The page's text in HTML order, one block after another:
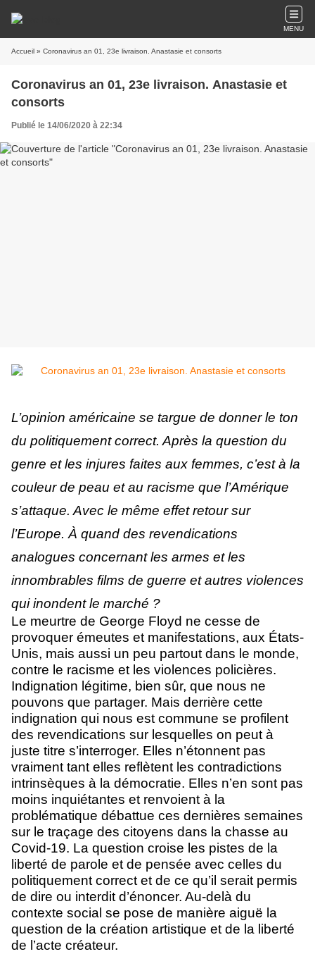
MENU
Accueil » Coronavirus an 01, 23e livraison. Anastasie et consorts
Coronavirus an 01, 23e livraison. Anastasie et
consorts
Publié le 14/06/2020 à 22:34
L’opinion américaine se targue de donner le ton
du politiquement correct. Après la question du
genre et les injures faites aux femmes, c’est à la
couleur de peau et au racisme que l’Amérique
s’attaque. Avec le même effet retour sur
l’Europe. À quand des revendications
analogues concernant les armes et les
innombrables films de guerre et autres violences
qui inondent le marché ?
Le meurtre de George Floyd ne cesse de
provoquer émeutes et manifestations, aux États-
Unis, mais aussi un peu partout dans le monde,
contre le racisme et les violences policières.
Indignation légitime, bien sûr, que nous ne
pouvons que partager. Mais derrière cette
indignation qui nous est commune se profilent
des revendications sur lesquelles on peut à
juste titre s’interroger. Elles n’étonnent pas
vraiment tant elles reflètent les contradictions
intrinsèques à la démocratie. Elles n’en sont pas
moins inquiétantes et renvoient à la
problématique débattue ces dernières semaines
sur le traçage des citoyens dans la chasse au
Covid-19. La question croise les pistes de la
liberté de parole et de pensée avec celles du
politiquement correct et de ce qu’il serait permis
de dire ou interdit d’énoncer. Au-delà du
contexte social se pose de manière aiguë la
question de la création artistique et de la liberté
de l’acte créateur.